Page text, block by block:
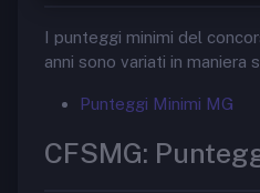
I punteggi minimi del
anni sono variati in maniera
Punteggi Minimi MG
CFSMG: